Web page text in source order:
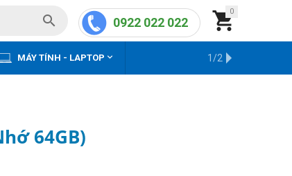
0

0922 022 022

MÁY TÍNH - LAPTOP  KHO HÀNG CŨ
1/2
64GB)